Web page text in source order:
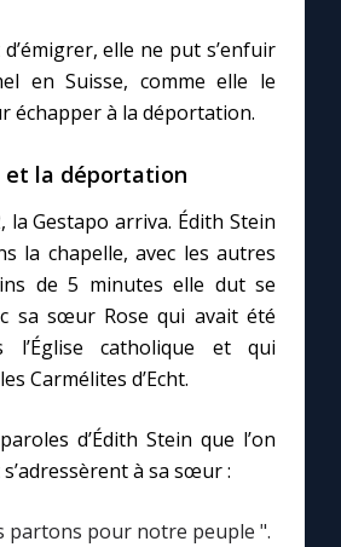
elle ne put s’enfuir
en Suisse, comme elle le
échapper à la déportation.
et la déportation
la Gestapo arriva. Édith Stein
la chapelle, avec les autres
de 5 minutes elle dut se
sa sœur Rose qui avait été
l’Église catholique et qui
Carmélites d’Echt.
d’Édith Stein que l’on
à sa sœur :
partons pour notre peuple ".